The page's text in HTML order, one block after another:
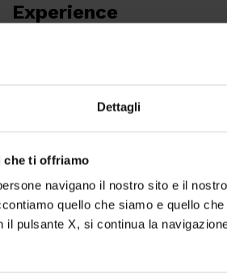
Dettagli
che ti offriamo
navigano il nostro sito e il
quello che siamo e quello
il pulsante X, si continua la
Experience
6 Luglio 2022